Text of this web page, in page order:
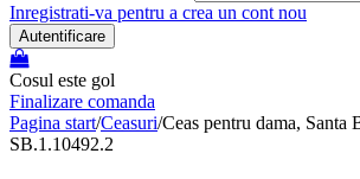
Inregistrati-va pentru a crea un cont nou
Autentificare
Cosul este gol
Finalizare comanda
Pagina start/Ceasuri/Ceas pentru dama, Santa
SB.1.10492.2